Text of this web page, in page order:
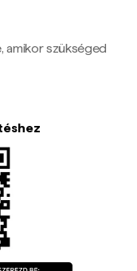
amikor szükséged